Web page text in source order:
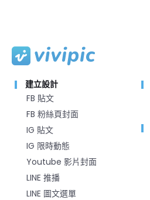
建立設計
FB 貼文
FB 粉絲頁封面
IG 貼文
IG 限時動態
Youtube 影片封面
LINE 推播
LINE 圖文選單